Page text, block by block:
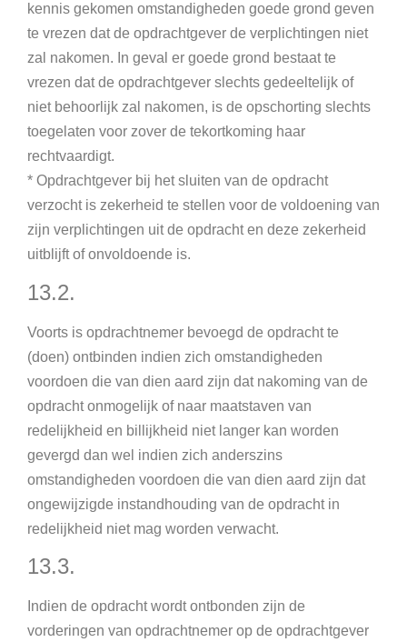
kennis gekomen omstandigheden goede grond geven
te vrezen dat de opdrachtgever de verplichtingen niet
zal nakomen. In geval er goede grond bestaat te
vrezen dat de opdrachtgever slechts gedeeltelijk of
niet behoorlijk zal nakomen, is de opschorting slechts
toegelaten voor zover de tekortkoming haar
rechtvaardigt.
* Opdrachtgever bij het sluiten van de opdracht
verzocht is zekerheid te stellen voor de voldoening van
zijn verplichtingen uit de opdracht en deze zekerheid
uitblijft of onvoldoende is.
13.2.
Voorts is opdrachtnemer bevoegd de opdracht te
(doen) ontbinden indien zich omstandigheden
voordoen die van dien aard zijn dat nakoming van de
opdracht onmogelijk of naar maatstaven van
redelijkheid en billijkheid niet langer kan worden
gevergd dan wel indien zich anderszins
omstandigheden voordoen die van dien aard zijn dat
ongewijzigde instandhouding van de opdracht in
redelijkheid niet mag worden verwacht.
13.3.
Indien de opdracht wordt ontbonden zijn de
vorderingen van opdrachtnemer op de opdrachtgever